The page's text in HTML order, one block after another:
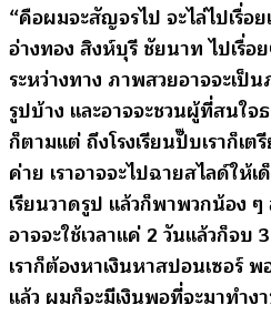
“คือผมจะสัญจรไป จะไล่ไปเรื่
อ่างทอง สิงห์บุรี ชัยนาท ไปเรื่อ
ระหว่างทาง ภาพสวยอาจจะเป็
รูปบ้าง และอาจจะชวนผู้ที่สนใจ
ก็ตามแต่ ถึงโรงเรียนปั๊บเราก็เ
ค่าย เราอาจจะไปฉายสไลด์ให้เ
เรียนวาดรูป แล้วก็พาพวกน้อง
อาจจะใช้เวลาแค่ 2 วันแล้วก็จบ
เราก็ต้องหาเงินหาสปอนเซอร์
แล้ว ผมก็จะมีเงินพอที่จะมาทำง